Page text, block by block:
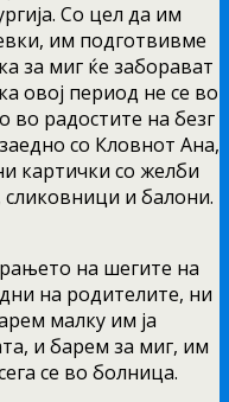
Со цел да им
им подготвивме
за миг ќе заборават
овој период не се во
радостите на безг
со Кловнот Ана,
картички со желби
и балони.
на шегите на
на родителите, ни
малку им ја
и барем за миг, им
се во болница.